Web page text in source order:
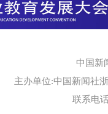
中国新
主办单位:中国新闻社
联系电